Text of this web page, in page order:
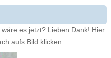
es jetzt? Lieben Dank! Hier
aufs Bild klicken.